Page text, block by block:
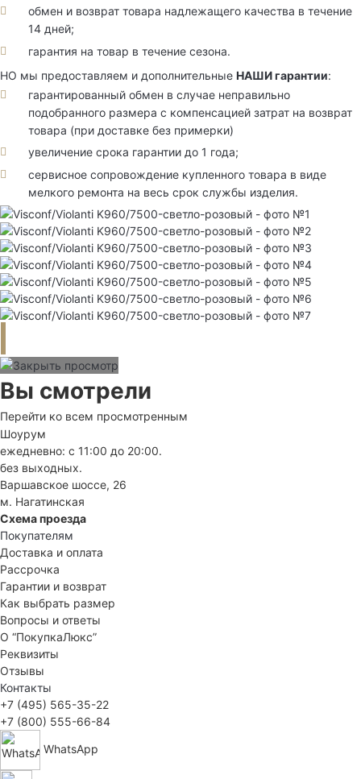
обмен и возврат товара надлежащего качества в течение
14 дней;
гарантия на товар в течение сезона.
НО мы предоставляем и дополнительные НАШИ гарантии:
гарантированный обмен в случае неправильно
подобранного размера с компенсацией затрат на возврат
товара (при доставке без примерки)
увеличение срока гарантии до 1 года;
сервисное сопровождение купленного товара в виде
мелкого ремонта на весь срок службы изделия.
Вы смотрели
Перейти ко всем просмотренным
Шоурум
ежедневно: с 11:00 до 20:00.
без выходных.
Варшавское шоссе, 26
м. Нагатинская
Схема проезда
Покупателям
Доставка и оплата
Рассрочка
Гарантии и возврат
Как выбрать размер
Вопросы и ответы
О “ПокупкаЛюкс”
Реквизиты
Отзывы
Контакты
+7 (495) 565-35-22
+7 (800) 555-66-84
WhatsApp